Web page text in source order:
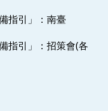
指引」：南臺
指引」：招策會(各